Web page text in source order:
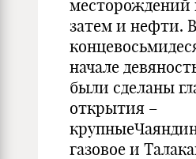
месторождений
затем и нефти. В
начале
были сделаны
открытия –
газовое и